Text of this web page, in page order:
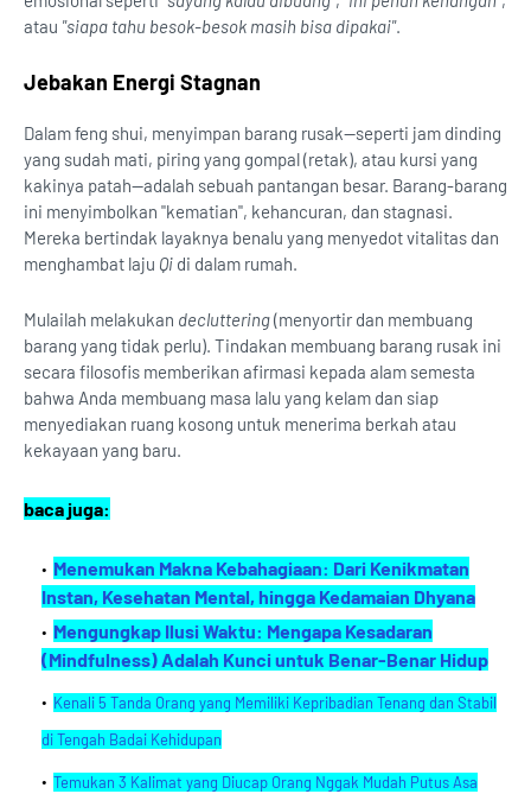
atau "siapa tahu besok-besok masih bisa dipakai".
Jebakan Energi Stagnan
Dalam feng shui, menyimpan barang rusak—seperti jam dinding
yang sudah mati, piring yang gompal (retak), atau kursi yang
kakinya patah—adalah sebuah pantangan besar. Barang-barang
ini menyimbolkan "kematian", kehancuran, dan stagnasi.
Mereka bertindak layaknya benalu yang menyedot vitalitas dan
menghambat laju Qi di dalam rumah.
Mulailah melakukan decluttering(menyortir dan membuang
barang yang tidak perlu). Tindakan membuang barang rusak ini
secara filosofis memberikan afirmasi kepada alam semesta
bahwa Anda membuang masa lalu yang kelam dan siap
menyediakan ruang kosong untuk menerima berkah atau
kekayaan yang baru.
baca juga:
Menemukan Makna Kebahagiaan: Dari Kenikmatan
Instan, Kesehatan Mental, hingga Kedamaian Dhyana
Mengungkap Ilusi Waktu: Mengapa Kesadaran
(Mindfulness) Adalah Kunci untuk Benar-Benar Hidup
Kenali 5 Tanda Orang yang Memiliki Kepribadian Tenang dan Stabil
di Tengah Badai Kehidupan
Temukan 3 Kalimat yang Diucap Orang Nggak Mudah Putus Asa